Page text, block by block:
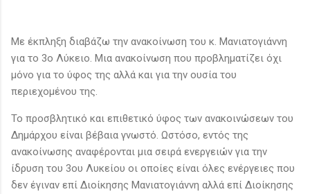
Με έκπληξη διαβάζω την ανακοίνωση του κ. Μανιατογιάννη
για το 3ο Λύκειο. Μια ανακοίνωση που προβληματίζει όχι
μόνο για το ύφος της αλλά και για την ουσία του
περιεχομένου της.
Το προσβλητικό και επιθετικό ύφος των ανακοινώσεων του
Δημάρχου είναι βέβαια γνωστό. Ωστόσο, εντός της
ανακοίνωσης αναφέρονται μια σειρά ενεργειών για την
ίδρυση του 3ου Λυκείου οι οποίες είναι όλες ενέργειες που
δεν έγιναν επί Διοίκησης Μανιατογιάννη αλλά επί Διοίκησης